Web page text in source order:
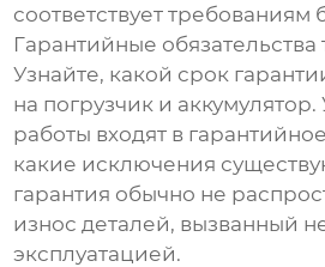
соответствует требованиям
Гарантийные
Узнайте, какой срок
на погрузчик и
работы входят в
какие исключения
гарантия обычно не
износ деталей, вызванный
эксплуатацией.